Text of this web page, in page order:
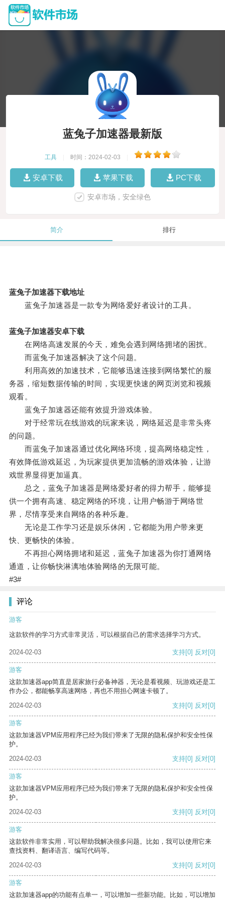
蓝兔子加速器最新版
工具 时间：2024-02-03
安卓下载 苹果下载 PC下载
安卓市场，安全绿色
简介 排行
蓝兔子加速器下载地址
蓝兔子加速器是一款专为网络爱好者设计的工具。
蓝兔子加速器安卓下载
在网络高速发展的今天，难免会遇到网络拥堵的困扰。
而蓝兔子加速器解决了这个问题。
利用高效的加速技术，它能够迅速连接到网络繁忙的服
务器，缩短数据传输的时间，实现更快速的网页浏览和视频
观看。
蓝兔子加速器还能有效提升游戏体验。
对于经常玩在线游戏的玩家来说，网络延迟是非常头疼
的问题。
而蓝兔子加速器通过优化网络环境，提高网络稳定性，
有效降低游戏延迟，为玩家提供更加流畅的游戏体验，让游
戏世界显得更加逼真。
总之，蓝兔子加速器是网络爱好者的得力帮手，能够提
供一个拥有高速、稳定网络的环境，让用户畅游于网络世
界，尽情享受来自网络的各种乐趣。
无论是工作学习还是娱乐休闲，它都能为用户带来更
快、更畅快的体验。
不再担心网络拥堵和延迟，蓝兔子加速器为你打通网络
通道，让你畅快淋漓地体验网络的无限可能。
#3#
评论
游客
这款软件的学习方式非常灵活，可以根据自己的需求选择学习方式。
2024-02-03 支持[0] 反对[0]
游客
这款加速器app简直是居家旅行必备神器，无论是看视频、玩游戏还是工
作办公，都能畅享高速网络，再也不用担心网速卡顿了。
2024-02-03
支持[0] 反对[0]
游客
这款加速器VPM应用程序已经为我们带来了无限的隐私保护和安全性保
护。
2024-02-03
支持[0] 反对[0]
游客
这款加速器VPM应用程序已经为我们带来了无限的隐私保护和安全性保
护。
2024-02-03
支持[0] 反对[0]
游客
这款软件非常实用，可以帮助我解决很多问题。比如，我可以使用它来
查找资料、翻译语言、编写代码等。
2024-02-03
支持[0] 反对[0]
游客
这款加速器app的功能有点单一，可以增加一些新功能。比如，可以增加